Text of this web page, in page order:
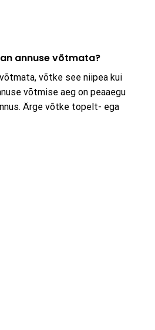
annuse võtmata?
võtke see niipea kui
võtmise aeg on peaaegu
Ärge võtke topelt- ega